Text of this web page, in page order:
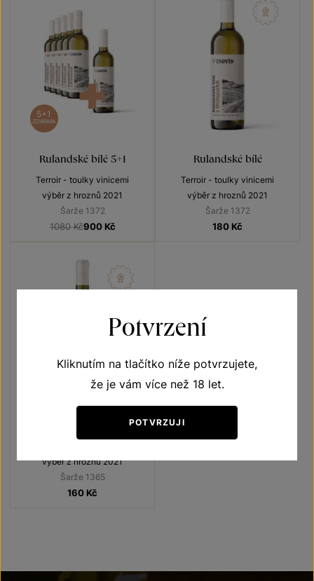
5+1
ZDARMA
Rulandské bílé 5+1
Terroir - toulky vinicemi
výběr z hroznů 2021
Šarže 1372
1080 Kč900 Kč
Rulandské bílé
Terroir - toulky vinicemi
výběr z hroznů 2021
Šarže 1372
180 Kč
výběr z hroznů 2021
Šarže 1365
160 Kč
Potvrzení
Kliknutím na tlačítko níže potvrzujete,
že je vám více než 18 let.
POTVRZUJI